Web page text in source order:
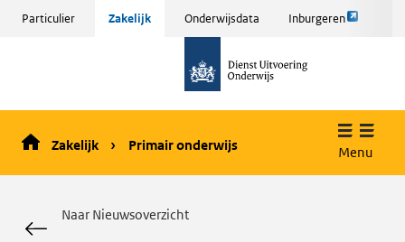
Sla
naar
inhoud
Particulier Zakelijk Onderwijsdata Inburgeren
Link
pagina
de
Zakelijk Primair onderwijs Menu
Naar Nieuwsoverzicht